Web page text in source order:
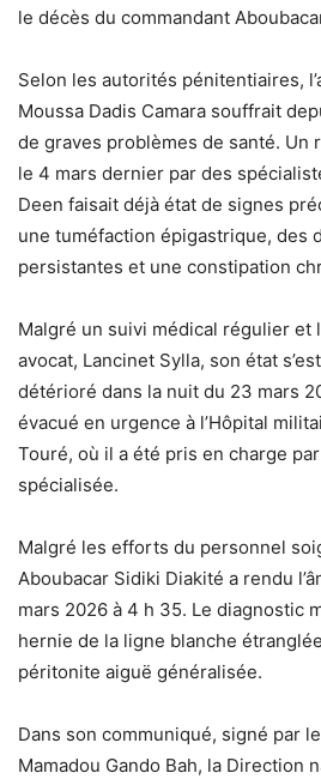
le décès du commandant
Selon les autorités pénitentiaires,
Moussa Dadis Camara souffrait
de graves problèmes de santé. Un
le 4 mars dernier par des
Deen faisait déjà état de signes
une tuméfaction épigastrique, des
persistantes et une constipation
Malgré un suivi médical régulier et
avocat, Lancinet Sylla, son état
détérioré dans la nuit du 23 mars
évacué en urgence à l’Hôpital
Touré, où il a été pris en charge
spécialisée.
Malgré les efforts du personnel
Aboubacar Sidiki Diakité a rendu
mars 2026 à 4 h 35. Le diagnostic
hernie de la ligne blanche
péritonite aiguë généralisée.
Dans son communiqué, signé par
Mamadou Gando Bah, la Direction